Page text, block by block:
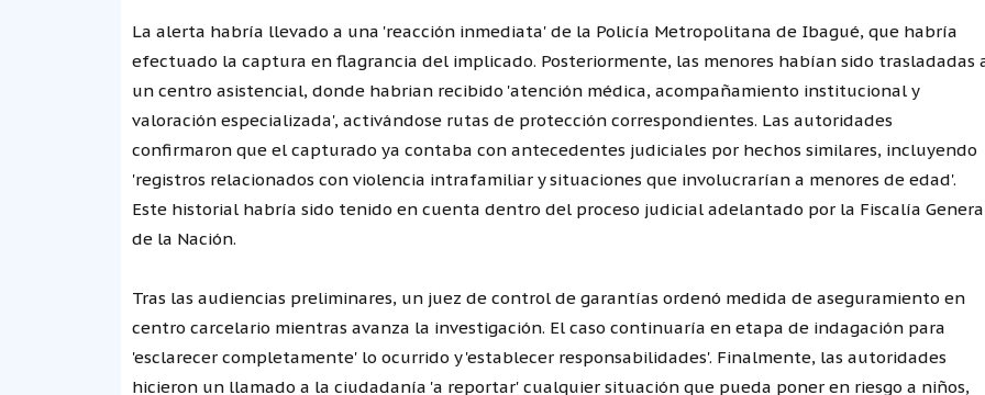
La alerta habría llevado a una 'reacción inmediata' de la Policía Metropolitana de Ibagué, que habría
efectuado la captura en flagrancia del implicado. Posteriormente, las menores habían sido trasladadas
un centro asistencial, donde habrian recibido 'atención médica, acompañamiento institucional y
valoración especializada', activándose rutas de protección correspondientes. Las autoridades
confirmaron que el capturado ya contaba con antecedentes judiciales por hechos similares, incluyendo
'registros relacionados con violencia intrafamiliar y situaciones que involucrarían a menores de edad'.
Este historial habría sido tenido en cuenta dentro del proceso judicial adelantado por la Fiscalía
de la Nación.
Tras las audiencias preliminares, un juez de control de garantías ordenó medida de aseguramiento en
centro carcelario mientras avanza la investigación. El caso continuaría en etapa de indagación para
'esclarecer completamente' lo ocurrido y 'establecer responsabilidades'. Finalmente, las autoridades
hicieron un llamado a la ciudadanía 'a reportar' cualquier situación que pueda poner en riesgo a niños,